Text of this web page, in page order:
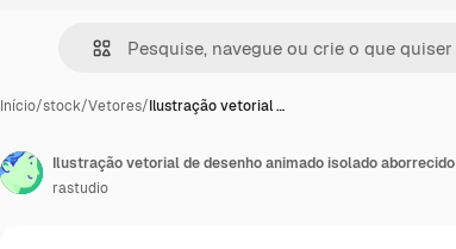
Início/stock/Vetores/Ilustração vetorial …
Ilustração vetorial de desenho animado isolado aborrecido
rastudio